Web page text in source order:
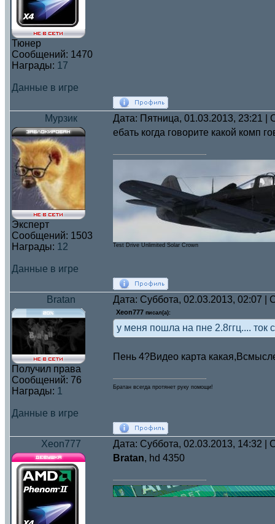
Тюнер
Сообщений: 1470
Награды: 17
Данные в игре
Мурзик Дата: Пятница, 01.03.2013, 23:21
Эксперт
Сообщений: 1503
Награды: 12
Данные в игре
ебать когда говорите какой комп
Test Drive Unlimited Solar Crown
Bratan Дата: Суббота, 02.03.2013, 02:07
Получил права
Сообщений: 76
Награды: 1
Данные в игре
Xeon777 писал(а):
у меня пошла на пне 2.8ггц.... ток
Пень 4?Видео карта
Братан всегда протянет руку помощи!
Xeon777
Дата: Суббота, 02.03.2013, 14:32
Bratan, hd 4350